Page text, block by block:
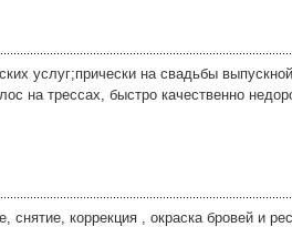
услуг;прически на свадьбы
на трессах, быстро качественно
коррекция , окраска бровей и